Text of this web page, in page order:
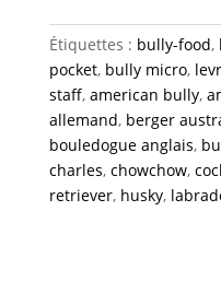
Food
Adulte
Dinde
12kg
Étiquettes : bully-food,
pocket, bully micro,
staff, american bully,
allemand, berger
bouledogue anglais,
charles, chowchow,
retriever, husky,